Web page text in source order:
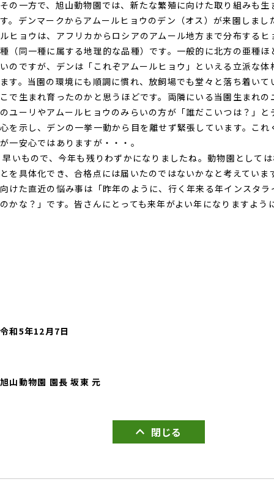
その一方で、旭山動物園では、新たな繁殖に向けた取り組みも生
す。デンマークからアムールヒョウのデン（オス）が来園しまし
ルヒョウは、アフリカからロシアのアムール地方まで分布するヒ
種（同一種に属する地理的な品種）です。一般的に北方の亜種ほ
いのですが、デンは「これぞアムールヒョウ」といえる立派な体
ます。当園の環境にも順調に慣れ、放飼場でも堂々と落ち着いて
こで生まれ育ったのかと思うほどです。両隣にいる当園生まれの
のユーリやアムールヒョウのみらいの方が「誰だこいつは？」と
心を示し、デンの一挙一動から目を離せず緊張しています。これ
が一安心ではありますが・・・。
早いもので、今年も残りわずかになりましたね。動物園として
とを具体化でき、合格点には届いたのではないかなと考えていま
向けた直近の悩み事は「昨年のように、行く年来る年インスタラ
のかな？」です。皆さんにとっても来年がよい年になりますよう
令和5年12月7日
旭山動物園 園長 坂東 元
閉じる